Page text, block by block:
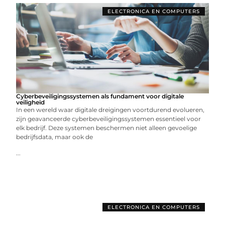
ELECTRONICA EN COMPUTERS
Cyberbeveiligingssystemen als fundament voor digitale
veiligheid
In een wereld waar digitale dreigingen voortdurend evolueren,
zijn geavanceerde cyberbeveiligingssystemen essentieel voor
elk bedrijf. Deze systemen beschermen niet alleen gevoelige
bedrijfsdata, maar ook de
...
ELECTRONICA EN COMPUTERS